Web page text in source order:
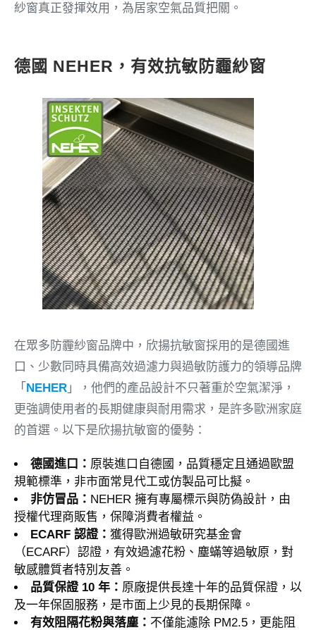
紗窗真正發揮效用，為居家空氣品質把關。
德國 NEHER，有效抗敏防霾紗窗
在眾多防霾紗窗品牌中，欣揚抗敏窗採用的是德國進
口、少數同時具備高效過濾力與過敏防護力的領導品牌
「 NEHER 」，他們的產品設計不只著重於空氣潔淨，
更強調使用者的長期健康與耐用需求，是許多歐洲家庭
的首選。以下是欣揚抗敏窗的優勢：
德國進口： 原裝進口自德國，品質穩定且通過歐盟
規範標準，非市面常見代工或仿製品可比擬。
非仿冒品： NEHER 擁有專屬標示與防偽設計，由
授權代理商販售，保障消費者權益。
ECARF 認證： 獲得歐洲過敏研究基金會
（ECARF）認證，有效過濾花粉、塵蟎等過敏原，對
敏感體質者特別友善。
品質保證 10 年： 原廠提供長達十年的品質保證，以
及一年保固服務，是市面上少見的長期保障。
有效阻隔花粉與落塵： 不僅能濾除 PM2.5，更能阻